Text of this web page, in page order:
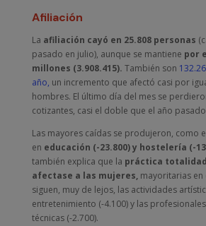
Afiliación
La afiliación cayó en 25.808 personas
pasado en julio), aunque se mantiene por
millones (3.908.415). También son
año, un incremento que afectó casi por
hombres. El último día del mes se
cotizantes, casi el doble que el año
Las mayores caídas se produjeron, como
en educación (-23.800) y hostelería (-
también explica que la práctica
afectase a las mujeres,mayoritarias en
siguen, muy de lejos, las actividades
entretenimiento (-4.100) y las
técnicas (-2.700).